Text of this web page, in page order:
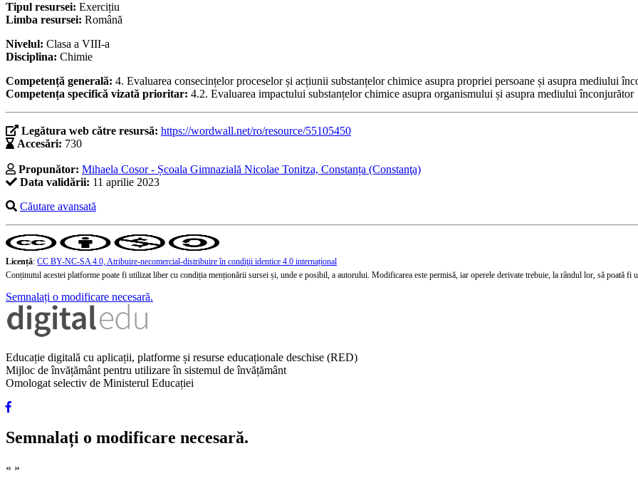
Tipul resursei: Exercițiu
Limba resursei: Română
Nivelul: Clasa a VIII-a
Disciplina: Chimie
Competență generală: 4. Evaluarea consecințelor proceselor și acțiunii substanțelor chimice asupra propriei persoane și asupra mediului
Competența specifică vizată prioritar: 4.2. Evaluarea impactului substanțelor chimice asupra organismului și asupra mediului înconjurător
Legătura web către resursă: https://wordwall.net/ro/resource/55105450
Accesări: 730
Propunător: Mihaela Cosor - Școala Gimnazială Nicolae Tonitza, Constanța (Constanţa)
Data validării: 11 aprilie 2023
Căutare avansată
Licență: CC BY-NC-SA 4.0, Atribuire-necomercial-distribuire în condiţii identice 4.0 internațional
Conținutul acestei platforme poate fi utilizat liber cu condiția menționării sursei și, unde e posibil, a autorului. Modificarea este permisă, iar operele derivate trebuie, la rândul lor, să poată fi
Semnalați o modificare necesară.
Educație digitală cu aplicații, platforme și resurse educaționale deschise (RED)
Mijloc de învățământ pentru utilizare în sistemul de învățământ
Omologat selectiv de Ministerul Educației
Semnalați o modificare necesară.
« »